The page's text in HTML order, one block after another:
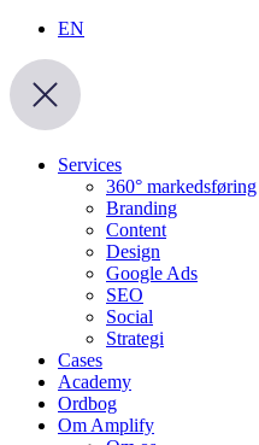
EN
Services
360° markedsføring
Branding
Content
Design
Google Ads
SEO
Social
Strategi
Cases
Academy
Ordbog
Om Amplify